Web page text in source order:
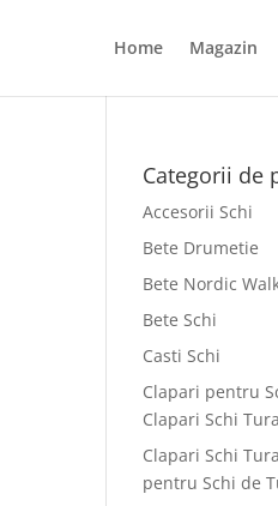
Home Magazin
Categorii de
Accesorii Schi
Bete Drumetie
Bete Nordic
Bete Schi
Casti Schi
Clapari pentru
Clapari Schi Tura
Clapari Schi
pentru Schi de